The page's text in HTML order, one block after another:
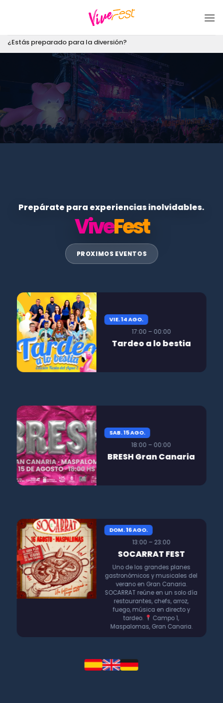
¿Estás preparado para la diversión?
Prepárate para experiencias inolvidables.
ViveFest
PROXIMOS EVENTOS
VIE. 14 AGO.
17:00 – 00:00
Tardeo a lo bestia
SAB. 15 AGO.
18:00 – 00:00
BRESH Gran Canaria
DOM. 16 AGO.
13:00 – 23:00
SOCARRAT FEST
Uno de los grandes planes
gastronómicos y musicales del
verano en Gran Canaria.
SOCARRAT reúne en un solo día
restaurantes, chefs, arroz,
fuego, música en directo y
tardeo.
Campo 1,
Maspalomas, Gran Canaria.